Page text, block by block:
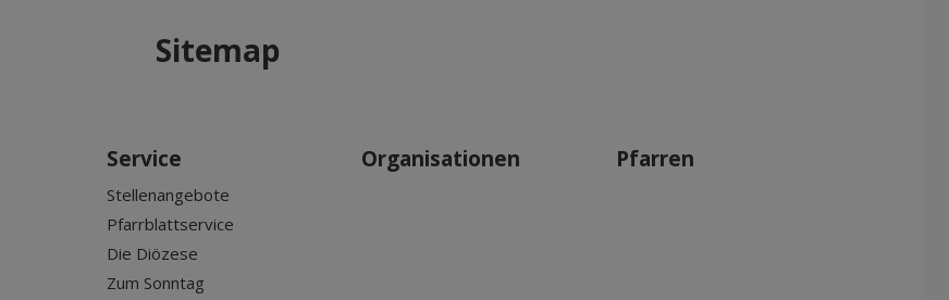
Sitemap
Service
Stellenangebote
Pfarrblattservice
Die Diözese
Zum Sonntag
Organisationen Pfarren